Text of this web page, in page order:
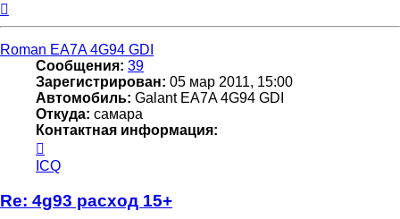
Roman EA7A 4G94 GDI
Сообщения: 39
Зарегистрирован: 05 мар 2011, 15:00
Автомобиль: Galant EA7A 4G94 GDI
Откуда: самара
Контактная информация:
информация
пользователя
Roman
EA7A
ICQ
Re: 4g93 расход 15+